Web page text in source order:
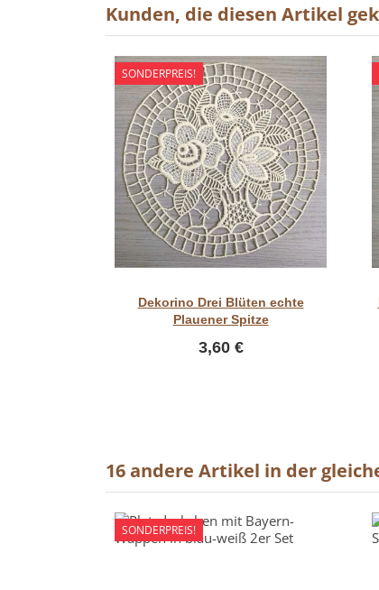
Kunden, die diesen Artikel
SONDERPREIS!
Dekorino Drei Blüten echte
Plauener Spitze
3,60 €
16 andere Artikel in der
SONDERPREIS!